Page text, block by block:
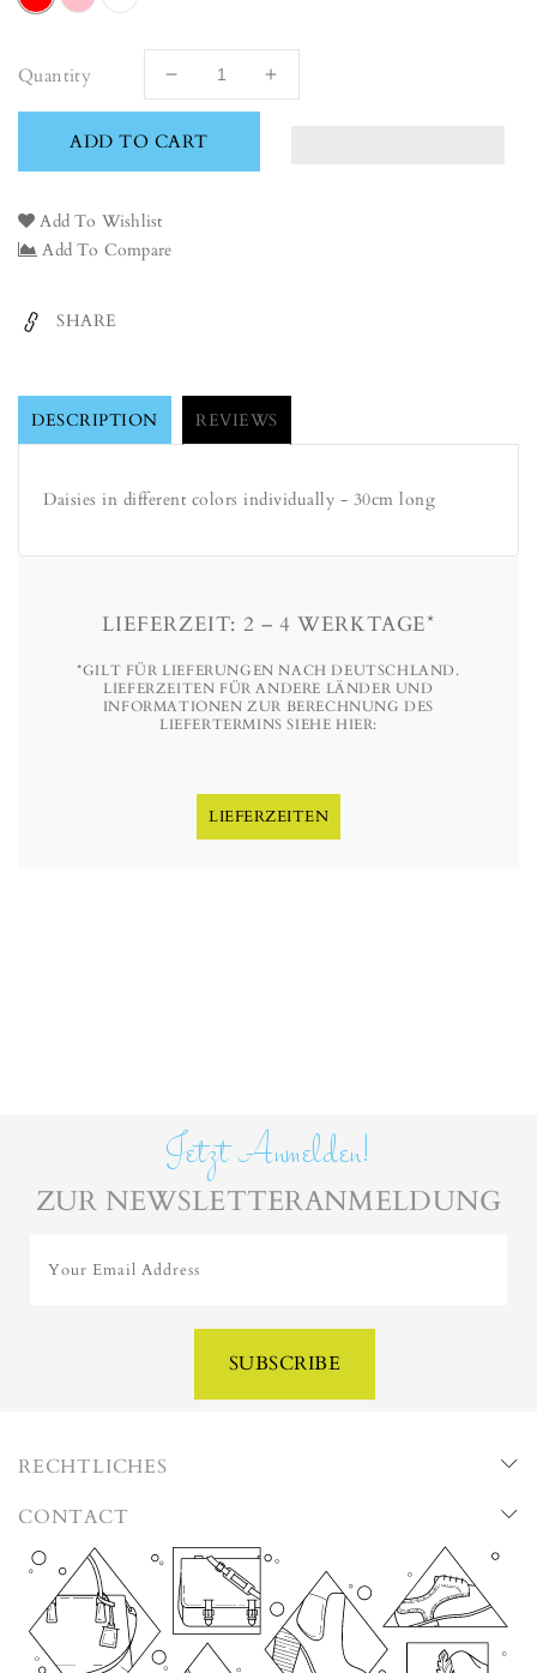
Quantity
Decrease
quantity
for
Increase
ADD TO CART
Add To Wishlist
Add To Compare
SHARE
DESCRIPTION REVIEWS
Daisies in different colors individually - 30cm long
LIEFERZEIT: 2 – 4 WERKTAGE*
*GILT FÜR LIEFERUNGEN NACH DEUTSCHLAND.
LIEFERZEITEN FÜR ANDERE LÄNDER UND
INFORMATIONEN ZUR BERECHNUNG DES
LIEFERTERMINS SIEHE HIER:
LIEFERZEITEN
Jetzt Anmelden!
ZUR NEWSLETTERANMELDUNG
Your Email Address
SUBSCRIBE
RECHTLICHES
CONTACT